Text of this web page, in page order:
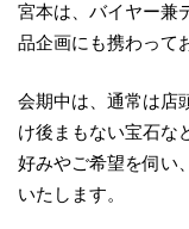
宮本は、バイヤー兼
品企画にも携わって
会期中は、通常は店
け後まもない宝石な
好みやご希望を伺い
いたします。